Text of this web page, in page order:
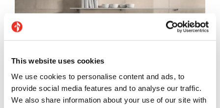
This website uses cookies
We use cookies to personalise content and ads, to
provide social media features and to analyse our traffic.
We also share information about your use of our site with
Bodenbelag und Wandverkleidung: Steeltech Beige